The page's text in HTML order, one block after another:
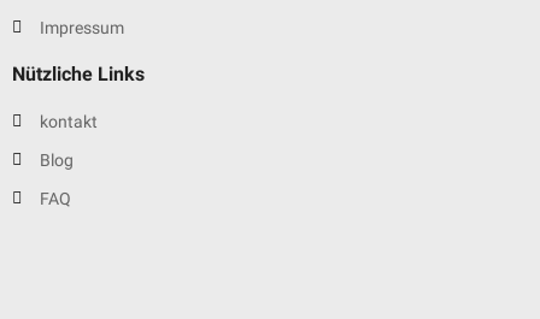
Impressum
Nützliche Links
kontakt
Blog
FAQ